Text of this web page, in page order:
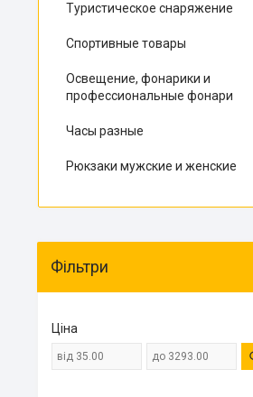
Туристическое снаряжение
Спортивные товары
Освещение, фонарики и
профессиональные фонари
Часы разные
Рюкзаки мужские и женские
Фільтри
Ціна